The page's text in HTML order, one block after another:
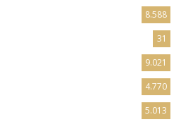
8.588
31
9.021
4.770
5.013